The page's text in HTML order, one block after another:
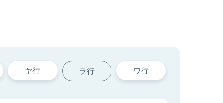
ヤ行 ラ行 ワ行